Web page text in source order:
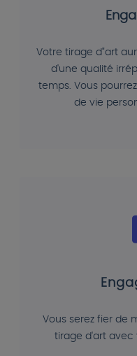
Votre tirage d"art
d'une qualité
temps. Vous
de vie
Vous serez fier de
tirage d'art avec